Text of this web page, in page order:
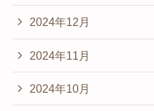
2024年12月
2024年11月
2024年10月